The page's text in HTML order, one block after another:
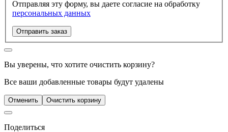
Отправляя эту форму, вы даете согласие на обработку
персональных данных
Отправить заказ
Вы уверены, что хотите очистить корзину?
Все ваши добавленные товары будут удалены
Отменить Очистить корзину
Поделиться